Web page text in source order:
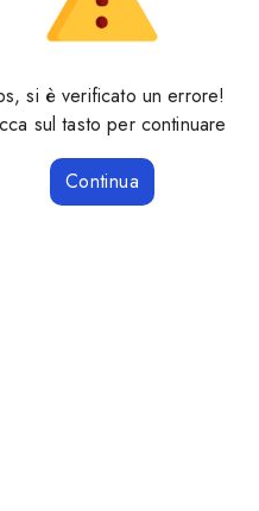
si è verificato un errore!
sul tasto per continuare
Continua